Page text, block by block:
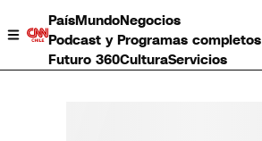
PaísMundoNegocios
Podcast y Programas completos
Futuro 360CulturaServicios